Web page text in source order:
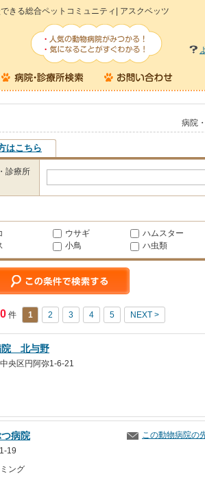
きる総合ペットコミュニティ| アスクベッツ
病院
はこちら
診療所
ウサギ ハムスター
小鳥 ハ虫類
件 1 2 3 4 5 NEXT >
院 北与野
央区円阿弥1-6-21
この動物病院の
病院
19
ング